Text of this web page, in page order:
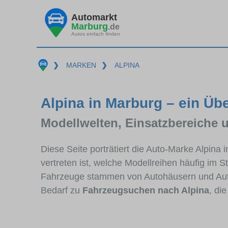
Automarkt
Marburg.de
Autos einfach finden
❯ MARKEN ❯ ALPINA
Alpina in Marburg – ein
Modellwelten, Einsatzbereiche
Diese Seite porträtiert die Auto-Marke Alpina
vertreten ist, welche Modellreihen häufig im
Fahrzeuge stammen von Autohäusern und
Bedarf zu Fahrzeugsuchen nach Alpina,